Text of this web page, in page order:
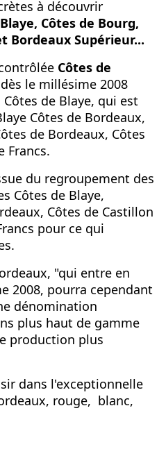
à découvrir
Côtes de Bourg,
Bordeaux Supérieur...
Côtes de
le millésime 2008
de Blaye, qui est
Côtes de Bordeaux,
de Bordeaux, Côtes
Francs.
du regroupement des
Côtes de Blaye,
Côtes de Castillon
pour ce qui
"qui entre en
2008, pourra cependant
dénomination
plus haut de gamme
production plus
dans l'exceptionnelle
rouge, blanc,